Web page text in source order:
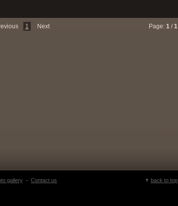
1 Next Page: 1 /1
gallery Contact us back to top